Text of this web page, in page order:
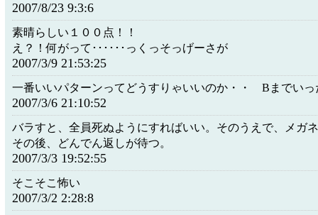
2007/8/23 9:3:6
素晴らしい１００点！！
え？！何がって･･････っくっそっげーさが
2007/3/9 21:53:25
一番いいパターンってどうすりゃいいのか・・ Bまでいっ
2007/3/6 21:10:52
バラすと、全員死ぬようにすればいい。そのうえで、メガ
その後、どんでん返しが待つ。
2007/3/3 19:52:55
そこそこ怖い
2007/3/2 2:28:8